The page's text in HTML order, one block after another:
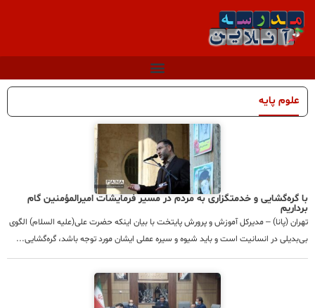
علوم پایه
با گره‌گشایی و خدمتگزاری به مردم در مسیر فرمایشات امیرالمؤمنین گام
برداریم
تهران (پانا) – مدیرکل آموزش و پرورش پایتخت با بیان اینکه حضرت علی(علیه السلام) الگوی
بی‌بدیلی در انسانیت است و باید شیوه و سیره عملی ایشان مورد توجه باشد، گره‌گشایی...